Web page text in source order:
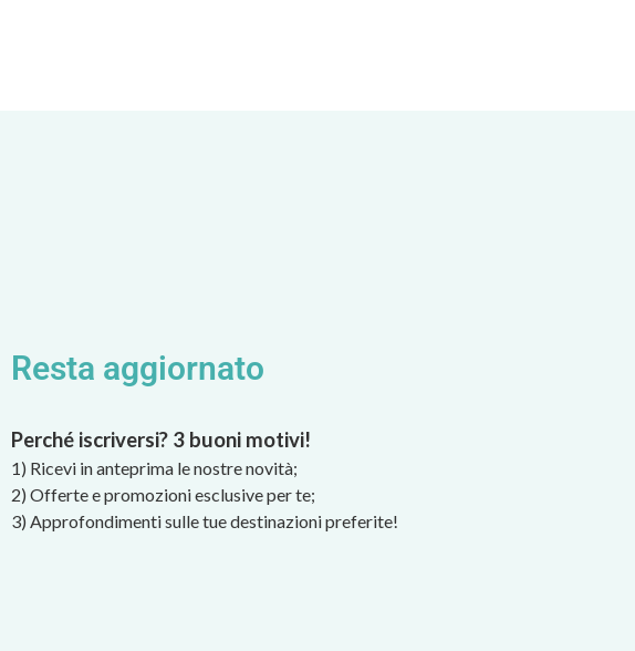
Resta aggiornato
Perché iscriversi? 3 buoni motivi!
1) Ricevi in anteprima le nostre novità;
2) Offerte e promozioni esclusive per te;
3) Approfondimenti sulle tue destinazioni preferite!